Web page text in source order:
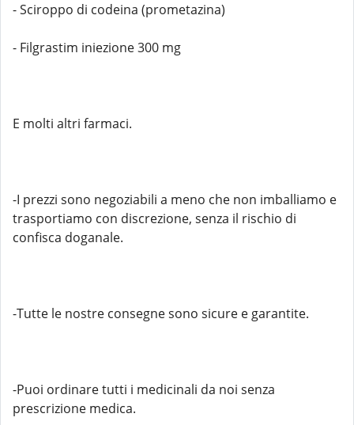
- Sciroppo di codeina (prometazina)
- Filgrastim iniezione 300 mg
E molti altri farmaci.
-I prezzi sono negoziabili a meno che non imballiamo e
trasportiamo con discrezione, senza il rischio di
confisca doganale.
-Tutte le nostre consegne sono sicure e garantite.
-Puoi ordinare tutti i medicinali da noi senza
prescrizione medica.